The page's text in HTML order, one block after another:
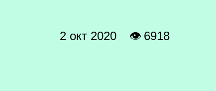
2 окт 2020 👁 6918